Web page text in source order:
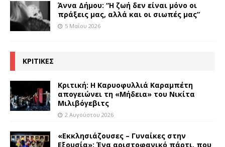
Άννα Δήμου: “Η ζωή δεν είναι μόνο οι
πράξεις μας, αλλά και οι σιωπές μας”
5 Μαΐου 2026
ΚΡΙΤΙΚΕΣ
Κριτική: Η Καρυοφυλλιά Καραμπέτη
απογειώνει τη «Μήδεια» του Νικίτα
Μιλιβόγεβιτς
2 Αυγούστου 2026
«Εκκλησιάζουσες – Γυναίκες στην
Εξουσία»: Ένα αριστοφανικό πάρτι, που